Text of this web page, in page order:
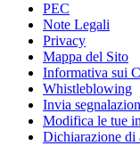
PEC
Note Legali
Privacy
Mappa del Sito
Informativa sui
Whistleblowing
Invia
Modifica le tue
Dichiarazione di